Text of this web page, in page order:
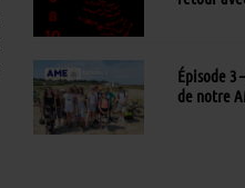
Épisode 3
de notre